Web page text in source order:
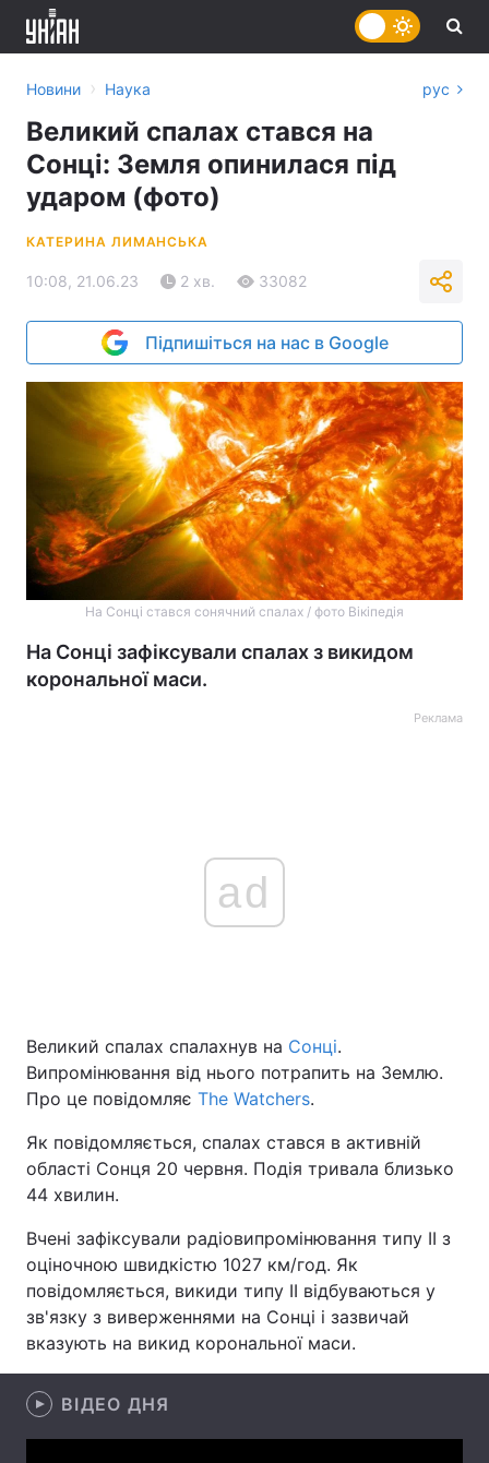
Головна Війна
Економіка Світ
Техно і зв'язок Лайт
Зброя Інциденти
Здоров'я
Цікавинки
Новини › Наука рус
Великий спалах стався на
Сонці: Земля опинилася під
ударом (фото)
КАТЕРИНА ЛИМАНСЬКА
10:08, 21.06.23 2 хв. 33082
Підпишіться на нас в Google
На Сонці стався сонячний спалах / фото Вікіпедія
На Сонці зафіксували спалах з викидом
корональної маси.
Реклама
ad
Великий спалах спалахнув на Сонці.
Випромінювання від нього потрапить на Землю.
Про це повідомляє The Watchers.
Як повідомляється, спалах стався в активній
області Сонця 20 червня. Подія тривала близько
44 хвилин.
Вчені зафіксували радіовипромінювання типу II з
оціночною швидкістю 1027 км/год. Як
повідомляється, викиди типу II відбуваються у
зв'язку з виверженнями на Сонці і зазвичай
вказують на викид корональної маси.
ВІДЕО ДНЯ